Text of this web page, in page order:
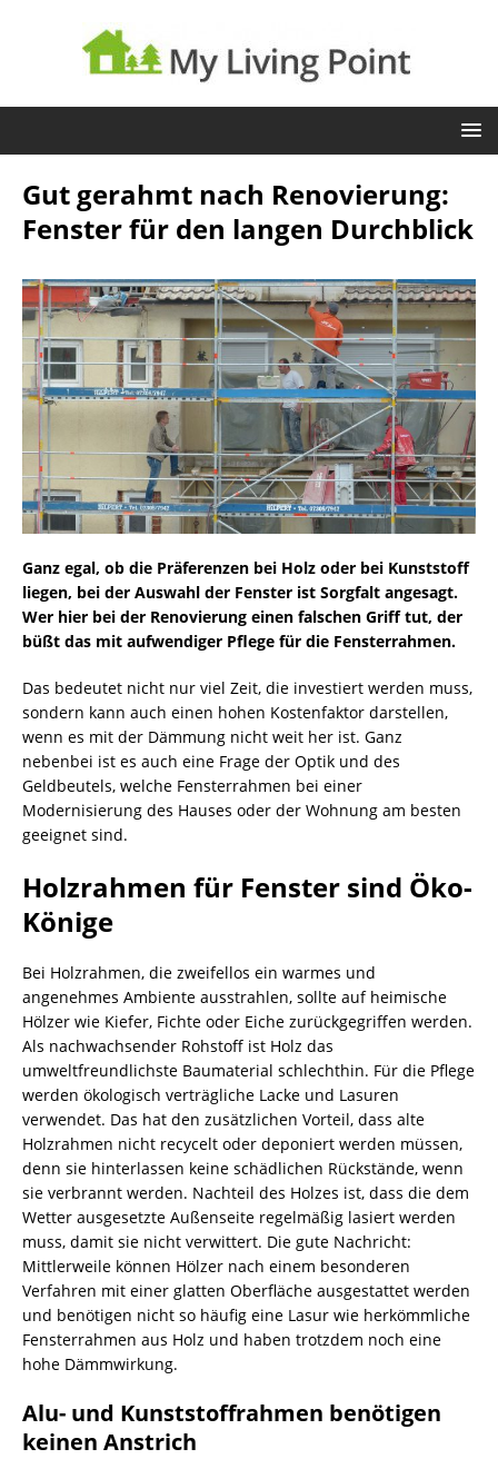
Gut gerahmt nach Renovierung:
Fenster für den langen Durchblick
Ganz egal, ob die Präferenzen bei Holz oder bei Kunststoff
liegen, bei der Auswahl der Fenster ist Sorgfalt angesagt.
Wer hier bei der Renovierung einen falschen Griff tut, der
büßt das mit aufwendiger Pflege für die Fensterrahmen.
Das bedeutet nicht nur viel Zeit, die investiert werden muss,
sondern kann auch einen hohen Kostenfaktor darstellen,
wenn es mit der Dämmung nicht weit her ist. Ganz
nebenbei ist es auch eine Frage der Optik und des
Geldbeutels, welche Fensterrahmen bei einer
Modernisierung des Hauses oder der Wohnung am besten
geeignet sind.
Holzrahmen für Fenster sind Öko-
Könige
Bei Holzrahmen, die zweifellos ein warmes und
angenehmes Ambiente ausstrahlen, sollte auf heimische
Hölzer wie Kiefer, Fichte oder Eiche zurückgegriffen werden.
Als nachwachsender Rohstoff ist Holz das
umweltfreundlichste Baumaterial schlechthin. Für die Pflege
werden ökologisch verträgliche Lacke und Lasuren
verwendet. Das hat den zusätzlichen Vorteil, dass alte
Holzrahmen nicht recycelt oder deponiert werden müssen,
denn sie hinterlassen keine schädlichen Rückstände, wenn
sie verbrannt werden. Nachteil des Holzes ist, dass die dem
Wetter ausgesetzte Außenseite regelmäßig lasiert werden
muss, damit sie nicht verwittert. Die gute Nachricht:
Mittlerweile können Hölzer nach einem besonderen
Verfahren mit einer glatten Oberfläche ausgestattet werden
und benötigen nicht so häufig eine Lasur wie herkömmliche
Fensterrahmen aus Holz und haben trotzdem noch eine
hohe Dämmwirkung.
Alu- und Kunststoffrahmen benötigen
keinen Anstrich